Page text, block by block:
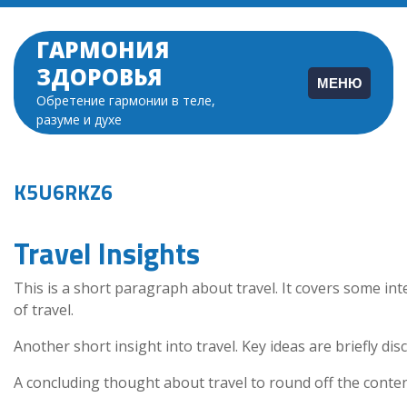
Перейти
содержимому
ГАРМОНИЯ
ЗДОРОВЬЯ
Обретение гармонии в теле,
разуме и духе
МЕНЮ
K5U6RKZ6
Travel Insights
This is a short paragraph about travel. It covers some
of travel.
Another short insight into travel. Key ideas are briefly
A concluding thought about travel to round off the